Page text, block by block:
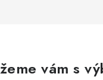
vám s